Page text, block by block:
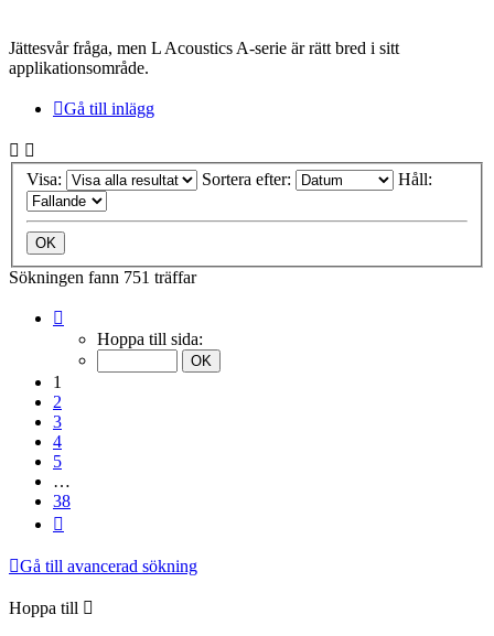
Jättesvår fråga, men L Acoustics A-serie är rätt bred i sitt
applikationsområde.
Gå till inlägg
Visa: Sortera efter: Håll:
Sökningen fann 751 träffar
Hoppa till sida:
1
2
3
4
5
…
38
Gå till avancerad sökning
Hoppa till